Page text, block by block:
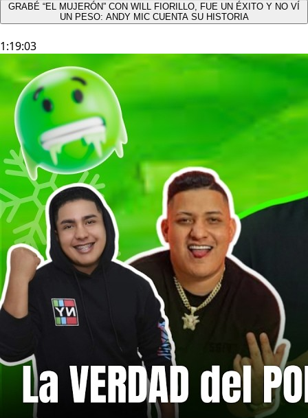
GRABÉ “EL MUJERÓN” CON WILL FIORILLO, FUE UN ÉXITO Y NO VÍ
UN PESO: ANDY MIC CUENTA SU HISTORIA
1:19:03